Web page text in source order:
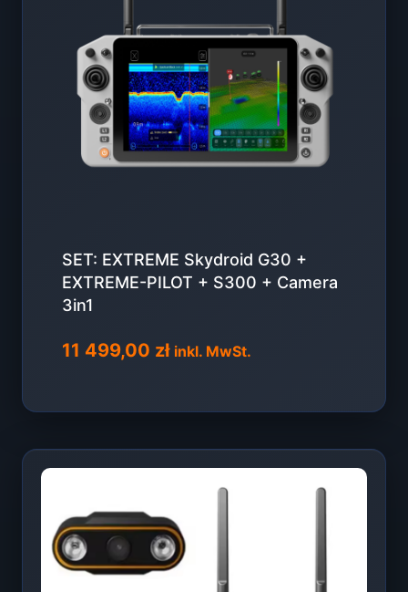
SET: EXTREME Skydroid G30 +
EXTREME-PILOT + S300 + Camera
3in1
11 499,00 zł inkl. MwSt.